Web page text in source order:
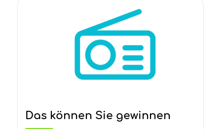
Das können Sie gewinnen